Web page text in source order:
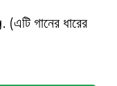
গানের ধারের